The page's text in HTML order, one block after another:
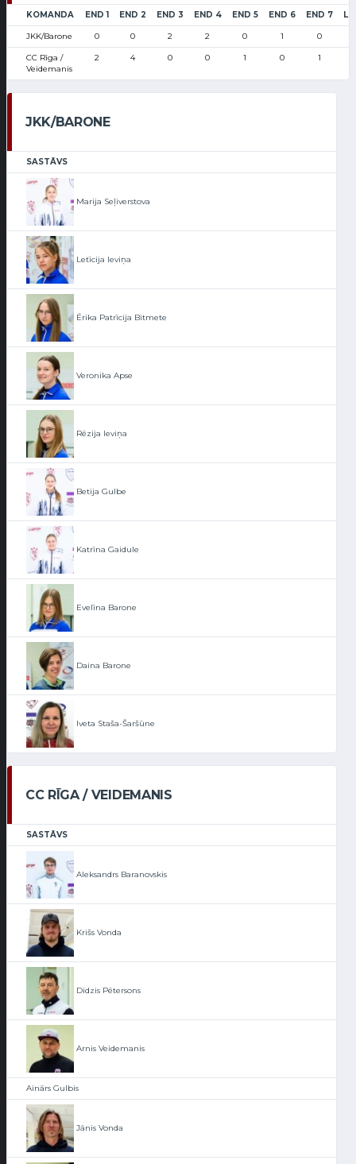
KOMANDA END 1 END 2 END 3 END 4 END 5 END 6 END 7
JKK/Barone 0 0 2 2 0 1 0
CC Rīga /
Veidemanis
2 4 0 0 1 0 1
JKK/BARONE
SASTĀVS
Marija Seļiverstova
Letīcija Ieviņa
Ērika Patrīcija Bitmete
Veronika Apse
Rēzija Ieviņa
Betija Gulbe
Katrīna Gaidule
Evelīna Barone
Daina Barone
Iveta Staša-Šaršūne
CC RĪGA / VEIDEMANIS
SASTĀVS
Aleksandrs Baranovskis
Krišs Vonda
Didzis Pētersons
Arnis Veidemanis
Ainārs Gulbis
Jānis Vonda